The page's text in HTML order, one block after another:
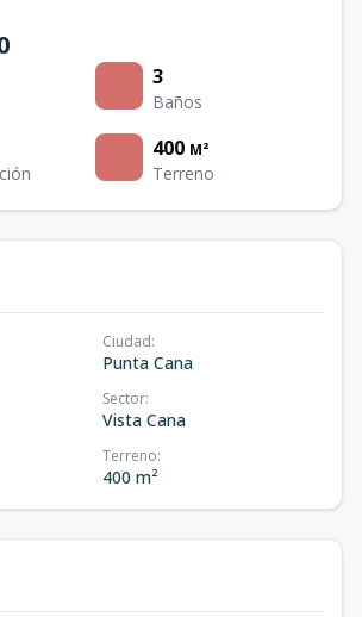
3
Baños
400 M²
Terreno
Ciudad:
Punta Cana
Sector:
Vista Cana
Terreno:
400 m²